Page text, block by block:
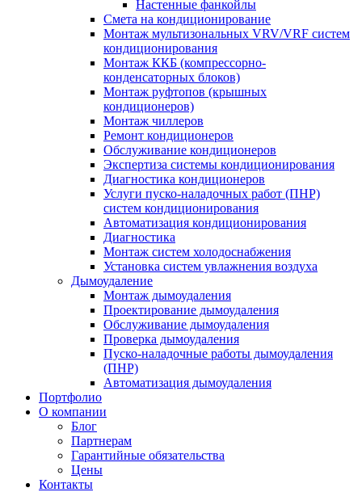
Настенные фанкойлы
Смета на кондиционирование
Монтаж мультизональных VRV/VRF систем
кондиционирования
Монтаж ККБ (компрессорно-
конденсаторных блоков)
Монтаж руфтопов (крышных
кондиционеров)
Монтаж чиллеров
Ремонт кондиционеров
Обслуживание кондиционеров
Экспертиза системы кондиционирования
Диагностика кондиционеров
Услуги пуско-наладочных работ (ПНР)
систем кондиционирования
Автоматизация кондиционирования
Диагностика
Монтаж систем холодоснабжения
Установка систем увлажнения воздуха
Дымоудаление
Монтаж дымоудаления
Проектирование дымоудаления
Обслуживание дымоудаления
Проверка дымоудаления
Пуско-наладочные работы дымоудаления
(ПНР)
Автоматизация дымоудаления
Портфолио
О компании
Блог
Партнерам
Гарантийные обязательства
Цены
Контакты